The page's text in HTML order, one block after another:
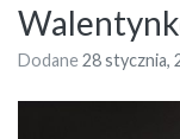
Dodane28 stycznia,